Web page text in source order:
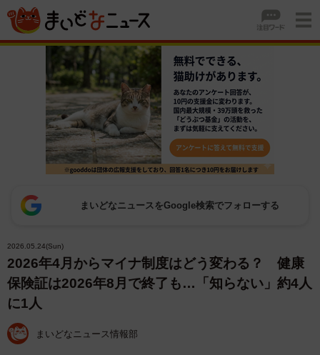
まいどなニュースをGoogle検索でフォローする
2026.05.24(Sun)
2026年4月からマイナ制度はどう変わる？ 健康
保険証は2026年8月で終了も…「知らない」約4人
に1人
まいどなニュース情報部